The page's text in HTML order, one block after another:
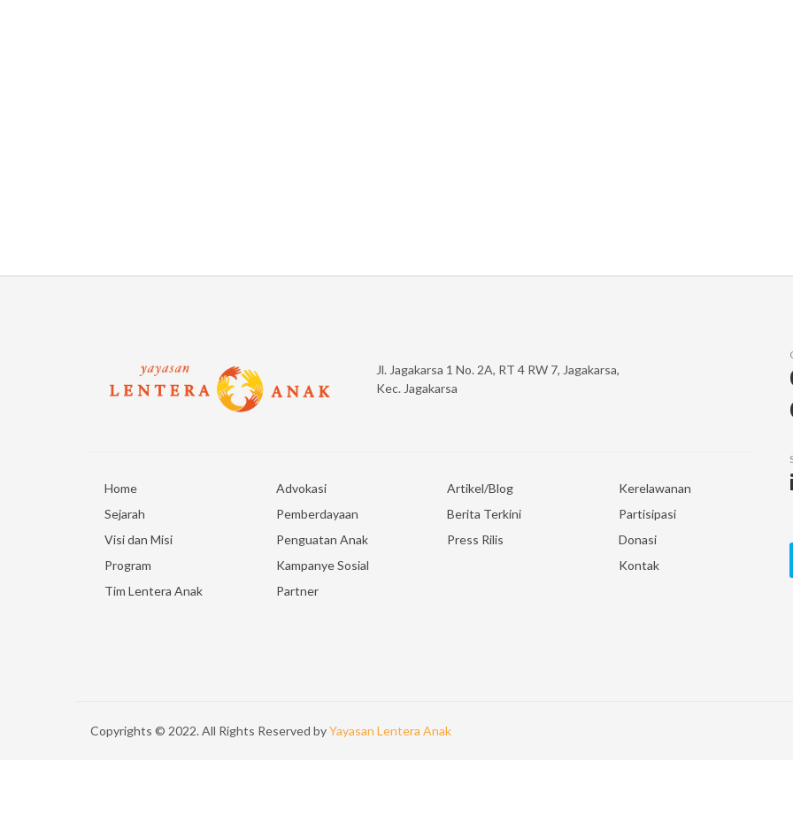
Jl. Jagakarsa 1 No. 2A, RT 4 RW 7, Jagakarsa,
Kec. Jagakarsa
Home
Sejarah
Visi dan Misi
Program
Tim Lentera Anak
Advokasi
Pemberdayaan
Penguatan Anak
Kampanye Sosial
Partner
Artikel/Blog
Berita Terkini
Press Rilis
Kerelawanan
Partisipasi
Donasi
Kontak
Copyrights © 2022. All Rights Reserved byYayasan Lentera Anak